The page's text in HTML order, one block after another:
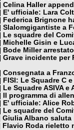
Celina Haller
E' ufficiale: Lara
Federica Brignone
Slalomgigantiste a
Le squadre del
Michelle Gisin e
Bode Miller
Grave incidente per
Consegnata a
FISI: Le Squadre C
Le Squadre ASIVA
Il programma di
E' ufficiale: Alice
Le squadre del
Giulia Albano saluta
Flavio Roda rieletto